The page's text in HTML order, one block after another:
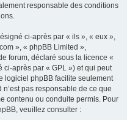
responsable des conditions
ci-après par « ils », « eux »,
», « phpBB Limited »,
forum, déclaré sous la licence «
ci-après par « GPL ») et qui peut
logiciel phpBB facilite seulement
pas responsable de ce que
contenu ou conduite permis. Pour
veuillez consulter :